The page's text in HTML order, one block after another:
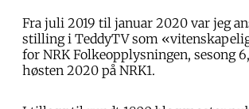
Fra juli 2019 til januar 2020 var jeg
stilling i TeddyTV som
for NRK Folkeopplysningen, sesong
høsten 2020 på NRK1.